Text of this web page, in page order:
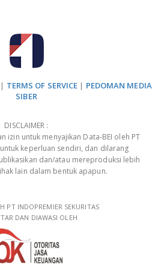
| TERMS OF SERVICE | PEDOMAN MEDIA
SIBER
DISCLAIMER :
izin untuk menyajikan Data-BEI oleh PT
keperluan sendiri, dan dilarang
dan/atau mereproduksi lebih
lain dalam bentuk apapun.
PT INDOPREMIER SEKURITAS
DAN DIAWASI OLEH